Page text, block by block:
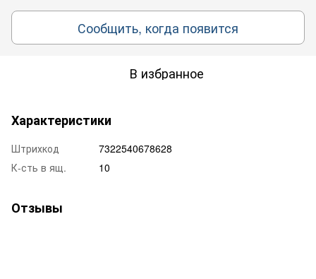
Сообщить, когда появится
В избранное
Характеристики
Штрихкод
7322540678628
К-сть в ящ.
10
Отзывы